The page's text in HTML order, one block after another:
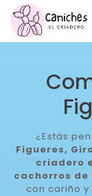
¿Estás
Figueres,
criadero
cachorros de
con cariño